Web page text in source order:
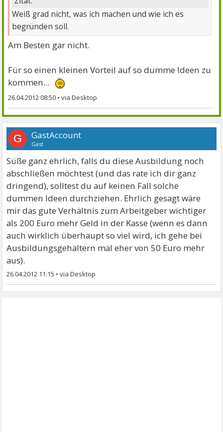
Weiß grad nicht, was ich machen und wie ich es
begründen soll.
Am Besten gar nicht.
Für so einen kleinen Vorteil auf so dumme Ideen zu
kommen...
26.04.2012 08:50 •
G GastAccount
Gast
Süße ganz ehrlich, falls du diese Ausbildung noch
abschließen möchtest (und das rate ich dir ganz
dringend), solltest du auf keinen Fall solche
dummen Ideen durchziehen. Ehrlich gesagt wäre
mir das gute Verhältnis zum Arbeitgeber wichtiger
als 200 Euro mehr Geld in der Kasse (wenn es dann
auch wirklich überhaupt so viel wird, ich gehe bei
Ausbildungsgehältern mal eher von 50 Euro mehr
aus).
26.04.2012 11:15 •